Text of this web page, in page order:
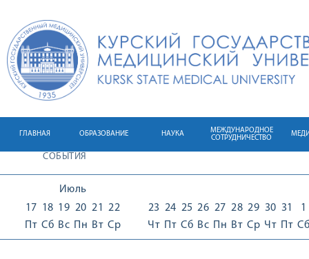
ГЛАВНАЯ ОБРАЗОВАНИЕ НАУКА
МЕЖДУНАРОДНОЕ
СОТРУДНИЧЕСТВО
СОБЫТИЯ
Июль
17
Пт
18
Сб
19
Вс
20
Пн
21
Вт
22
Ср
23
Чт
24
Пт
25
Сб
26
Вс
27
Пн
28
Вт
29
Ср
30
Чт
31
Пт
1
Сб